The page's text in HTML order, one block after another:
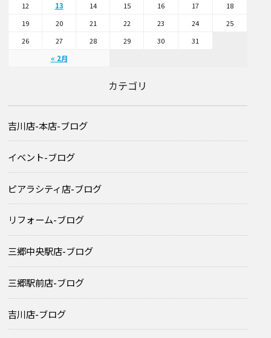
« 2月
12
13 14 15 16 17
18
19
20 21 22 23 24
25
26
27 28 29 30 31
カテゴリ
吉川店-本店-ブログ
イベント-ブログ
ピアラシティ店-ブログ
リフォーム-ブログ
三郷中央駅店-ブログ
三郷駅前店-ブログ
吉川店-ブログ